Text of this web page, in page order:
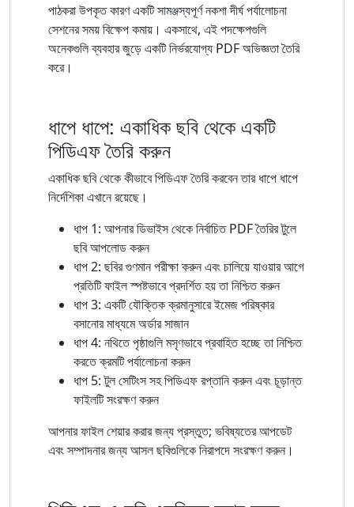
পাঠকরা উপকৃত কারণ একটি সামঞ্জস্যপূর্ণ নকশা দীর্ঘ পর্যালোচনা
সেশনের সময় বিক্ষেপ কমায়। একসাথে, এই পদক্ষেপগুলি
অনেকগুলি ব্যবহার জুড়ে একটি নির্ভরযোগ্য PDF অভিজ্ঞতা তৈরি
করে।
ধাপে ধাপে: একাধিক ছবি থেকে একটি
পিডিএফ তৈরি করুন
একাধিক ছবি থেকে কীভাবে পিডিএফ তৈরি করবেন তার ধাপে ধাপে
নির্দেশিকা এখানে রয়েছে।
ধাপ 1: আপনার ডিভাইস থেকে নির্বাচিত PDF তৈরির টুলে
ছবি আপলোড করুন
ধাপ 2: ছবির গুণমান পরীক্ষা করুন এবং চালিয়ে যাওয়ার আগে
প্রতিটি ফাইল স্পষ্টভাবে প্রদর্শিত হয় তা নিশ্চিত করুন
ধাপ 3: একটি যৌক্তিক ক্রমানুসারে ইমেজ পরিষ্কার
বসানোর মাধ্যমে অর্ডার সাজান
ধাপ 4: নথিতে পৃষ্ঠাগুলি মসৃণভাবে প্রবাহিত হচ্ছে তা নিশ্চিত
করতে ক্রমটি পর্যালোচনা করুন
ধাপ 5: টুল সেটিংস সহ পিডিএফ রপ্তানি করুন এবং চূড়ান্ত
ফাইলটি সংরক্ষণ করুন
আপনার ফাইল শেয়ার করার জন্য প্রস্তুত; ভবিষ্যতের আপডেট
এবং সম্পাদনার জন্য আসল ছবিগুলিকে নিরাপদে সংরক্ষণ করুন।